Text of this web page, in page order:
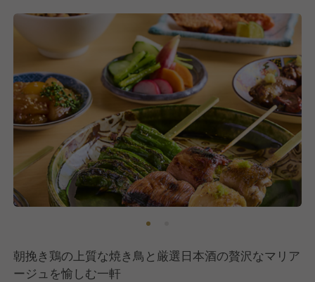
朝挽き鶏の上質な焼き鳥と厳選日本酒の贅沢なマリア
ージュを愉しむ一軒